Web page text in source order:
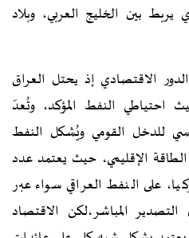
يربط بين الخليج العربي، وبلاد
الاقتصادي إذ يحتل العراق
احتياطي النفط المؤكد، وتُعدّ
للدخل القومي ويُشكل النفط
الإقليمي، حيث يعتمد عدد
على النفط العراقي سواء عبر
المباشر،لكن الاقتصاد